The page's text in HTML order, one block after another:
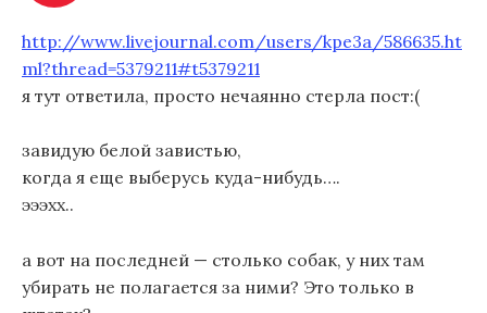
http://www.livejournal.com/users/kpe3a/586635.ht
ml?thread=5379211#t5379211
я тут ответила, просто нечаянно стерла пост:(
завидую белой завистью,
когда я еще выберусь куда-нибудь….
эээхх..
а вот на последней — столько собак, у них там
убирать не полагается за ними? Это только в